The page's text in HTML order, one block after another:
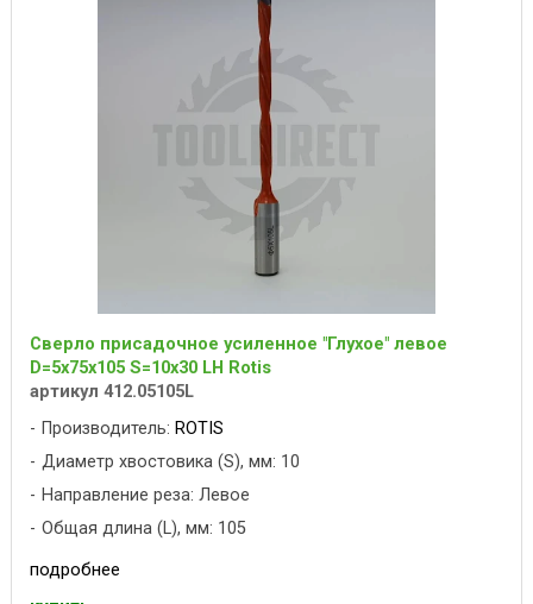
Сверло присадочное усиленное "Глухое" левое
D=5x75x105 S=10x30 LH Rotis
артикул 412.05105L
Производитель: ROTIS
Диаметр хвостовика (S), мм: 10
Направление реза: Левое
Общая длина (L), мм: 105
подробнее